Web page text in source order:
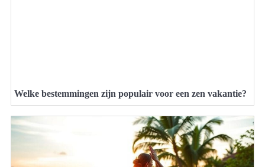
Welke bestemmingen zijn populair voor een zen vakantie?